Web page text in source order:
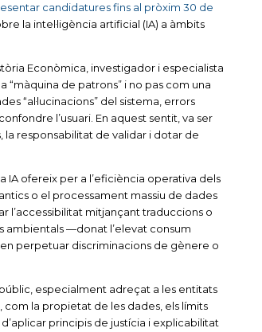
candidatures fins al pròxim 30 de
la intel·ligència artificial (IA) a àmbits
Econòmica, investigador i especialista
de patrons” i no pas com una
“al·lucinacions” del sistema, errors
l’usuari. En aquest sentit, va ser
responsabilitat de validar i dotar de
IA ofereix per a l’eficiència operativa dels
o el processament massiu de dades
l’accessibilitat mitjançant traduccions o
ambientals —donat l’elevat consum
perpetuar discriminacions de gènere o
especialment adreçat a les entitats
com la propietat de les dades, els límits
principis de justícia i explicabilitat